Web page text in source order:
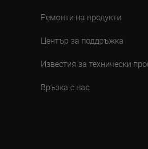
Ремонти на продукти
Център за поддръжка
Известия за технически
Връзка с нас